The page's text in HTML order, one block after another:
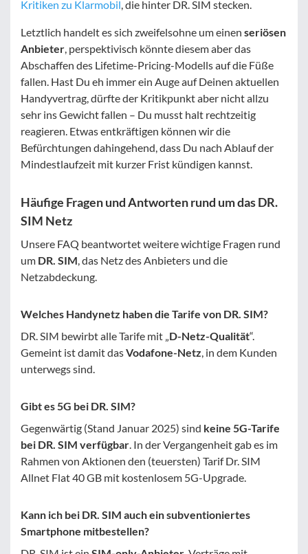
Kritiken zu Klarmobil, die hinter DR. SIM stecken.
Letztlich handelt es sich zweifelsohne um einen seriösen
Anbieter, perspektivisch könnte diesem aber das
Abschaffen des Lifetime-Pricing-Modells auf die Füße
fallen. Hast Du eh immer ein Auge auf Deinen aktuellen
Handyvertrag, dürfte der Kritikpunkt aber nicht allzu
sehr ins Gewicht fallen – Du musst halt rechtzeitig
reagieren. Etwas entkräftigen können wir die
Befürchtungen dahingehend, dass Du nach Ablauf der
Mindestlaufzeit mit kurzer Frist kündigen kannst.
Häufige Fragen und Antworten rund um das DR.
SIM Netz
Unsere FAQ beantwortet weitere wichtige Fragen rund
um DR. SIM, das Netz des Anbieters und die
Netzabdeckung.
Welches Handynetz haben die Tarife von DR. SIM?
DR. SIM bewirbt alle Tarife mit „D-Netz-Qualität“.
Gemeint ist damit dasVodafone-Netz, in dem Kunden
unterwegs sind.
Gibt es 5G bei DR. SIM?
Gegenwärtig (Stand Januar 2025) sind keine 5G-Tarife
bei DR. SIM verfügbar. In der Vergangenheit gab es im
Rahmen von Aktionen den (teuersten) Tarif Dr. SIM
Allnet Flat 40 GB mit kostenlosem 5G-Upgrade.
Kann ich bei DR. SIM auch ein subventioniertes
Smartphone mitbestellen?